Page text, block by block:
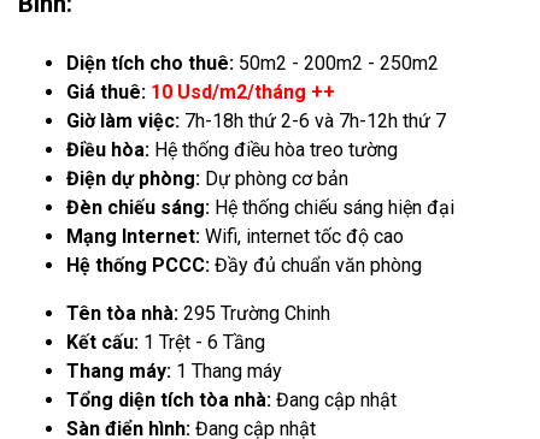
Diện tích cho thuê: 50m2 - 200m2 - 250m2
Giá thuê: 10 Usd/m2/tháng ++
Giờ làm việc: 7h-18h thứ 2-6 và 7h-12h thứ 7
Điều hòa: Hệ thống điều hòa treo tường
Điện dự phòng: Dự phòng cơ bản
Đèn chiếu sáng: Hệ thống chiếu sáng hiện đại
Mạng Internet: Wifi, internet tốc độ cao
Hệ thống PCCC: Đầy đủ chuẩn văn phòng
Tên tòa nhà: 295 Trường Chinh
Kết cấu: 1 Trệt - 6 Tầng
Thang máy: 1 Thang máy
Tổng diện tích tòa nhà: Đang cập nhật
Sàn điển hình: Đang cập nhật